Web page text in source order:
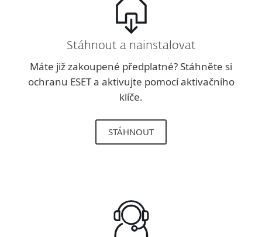
Stáhnout a nainstalovat
Máte již zakoupené předplatné? Stáhněte si
ochranu ESET a aktivujte pomocí aktivačního
klíče.
STÁHNOUT